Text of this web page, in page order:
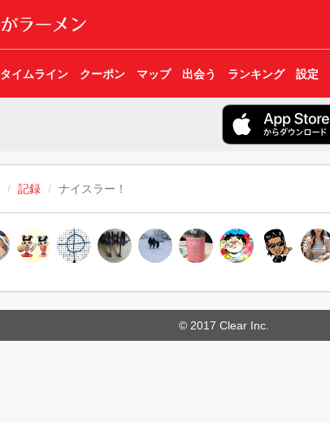
タイムライン クーポン マップ 出会う ランキング 設定
記録 ナイスラー！
© 2017 Clear Inc.